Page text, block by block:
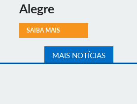
Alegre
SAIBA MAIS
MAIS NOTÍCIAS